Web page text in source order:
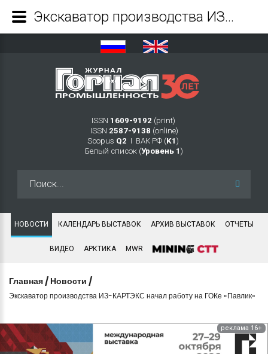
ISSN 1609-9192 (print)
ISSN 2587-9138 (online)
Scopus Q2 Ι ВАК РФ (K1 )
Белый список (Уровень 1 )
НОВОСТИ КАЛЕНДАРЬ ВЫСТАВОК АРХИВ ВЫСТАВОК ОТЧЕТЫ
ВИДЕО АРКТИКА MWR
Главная / Новости /
Экскаватор производства ИЗ-КАРТЭКС начал работу на ГОКе «Павлик»
реклама 16+
Экскаватор производства ИЗ-КАРТЭКС начал работу на ГОКе «Павлик» - Журнал Горная промышленность